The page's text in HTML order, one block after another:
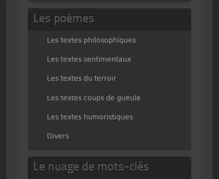
Les poèmes
Les textes philosophiques
Les textes sentimentaux
Les textes du terroir
Les textes coups de gueule
Les textes humoristiques
Divers
Le nuage de mots-clés